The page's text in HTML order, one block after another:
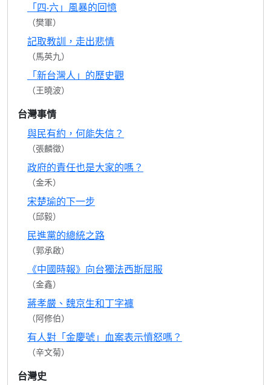
「四‧六」風暴的回憶
（樊軍）
記取教訓，走出悲情
（馬英九）
「新台灣人」的歷史觀
（王曉波）
台灣事情
與民有約，何能失信？
（張麟徵）
政府的責任也是大家的嗎？
（金禾）
宋楚瑜的下一步
（邱毅）
民進黨的總統之路
（郭承啟）
《中國時報》向台獨法西斯屈服
（金鑫）
蔣孝嚴、魏京生和丁字褲
（阿修伯）
有人對「金慶號」血案表示憤怒嗎？
（辛文菊）
台灣史